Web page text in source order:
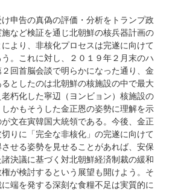
申告の真偽の評価・分析をトランプ政
など検証を通じ北朝鮮の核兵器計画の
より、非核化プロセスは完遂に向けて
。これに対し、２０１９年２月末のハ
２回首脳会談で明らかになった通り、金
としたのは北朝鮮の核施設の中で最大
朽化した寧辺（ヨンビョン）核施設の
かもそうした金正恩の姿勢に理解を示
文在寅韓国大統領である。今後、金正
りに「完全な非核化」の完遂に向けて
させる姿勢を見せることがあれば、安保
決議に基づく対北朝鮮経済制裁の緩和
が検討するという展望も開けよう。そ
端を発する深刻な食糧不足は実質的に